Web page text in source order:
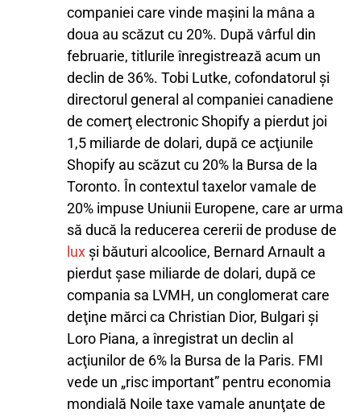
companiei care vinde maşini la mâna a
doua au scăzut cu 20%. După vârful din
februarie, titlurile înregistrează acum un
declin de 36%. Tobi Lutke, cofondatorul şi
directorul general al companiei canadiene
de comerţ electronic Shopify a pierdut joi
1,5 miliarde de dolari, după ce acţiunile
Shopify au scăzut cu 20% la Bursa de la
Toronto. În contextul taxelor vamale de
20% impuse Uniunii Europene, care ar urma
să ducă la reducerea cererii de produse de
lux şi băuturi alcoolice, Bernard Arnault a
pierdut şase miliarde de dolari, după ce
compania sa LVMH, un conglomerat care
deţine mărci ca Christian Dior, Bulgari şi
Loro Piana, a înregistrat un declin al
acţiunilor de 6% la Bursa de la Paris. FMI
vede un „risc important” pentru economia
mondială Noile taxe vamale anunţate de